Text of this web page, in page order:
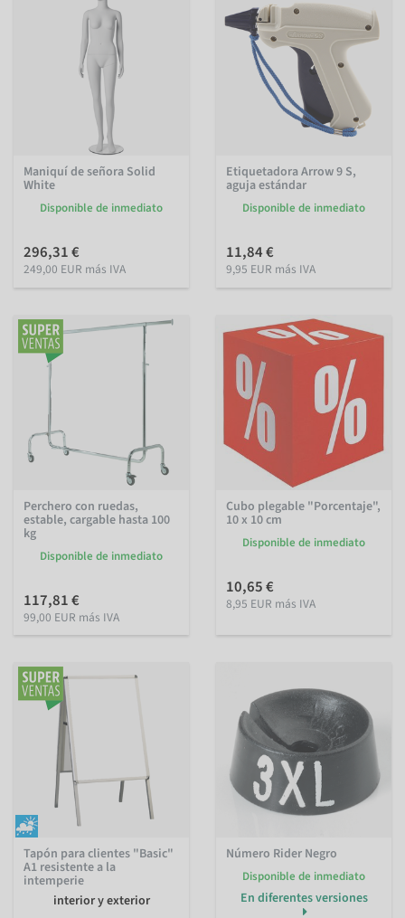
Maniquí de señora Solid
White
Disponible de inmediato
296,31 €
249,00 EUR más IVA
Etiquetadora Arrow 9 S,
aguja estándar
Disponible de inmediato
11,84 €
9,95 EUR más IVA
Perchero con ruedas,
estable, cargable hasta 100
kg
Disponible de inmediato
117,81 €
99,00 EUR más IVA
Cubo plegable "Porcentaje",
10 x 10 cm
Disponible de inmediato
10,65 €
8,95 EUR más IVA
Tapón para clientes "Basic"
A1 resistente a la
intemperie
interior y exterior
Número Rider Negro
Disponible de inmediato
En diferentes versiones